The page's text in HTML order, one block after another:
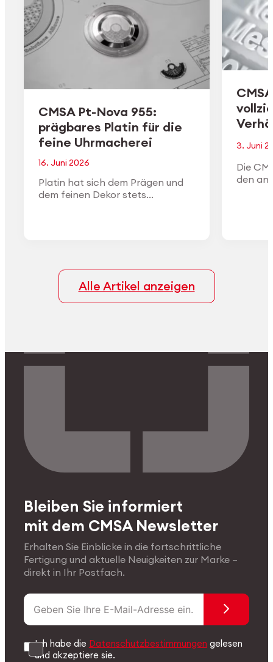
CMSA Pt-Nova 955:
prägbares Platin für die
feine Uhrmacherei
16. Juni 2026
Platin hat sich dem Prägen und
dem feinen Dekor stets
lässt und dabei die Dichte, die
weisse Farbe und die
Veredelungsqualität von echtem
Platin bewahrt.
3. Juni
Die
den an
Alle Artikel anzeigen
Bleiben Sie informiert
mit dem CMSA Newsletter
Erhalten Sie Einblicke in die fortschrittliche
Fertigung und aktuelle Neuigkeiten zur Marke –
direkt in Ihr Postfach.
Ich habe die Datenschutzbestimmungen gelesen
und akzeptiere sie.